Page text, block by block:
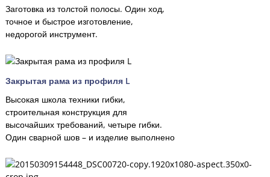
Заготовка из толстой полосы. Один ход,
точное и быстрое изготовление,
недорогой инструмент.
Закрытая рама из профиля L
Высокая школа техники гибки,
строительная конструкция для
высочайших требований, четыре гибки.
Один сварной шов – и изделие выполнено